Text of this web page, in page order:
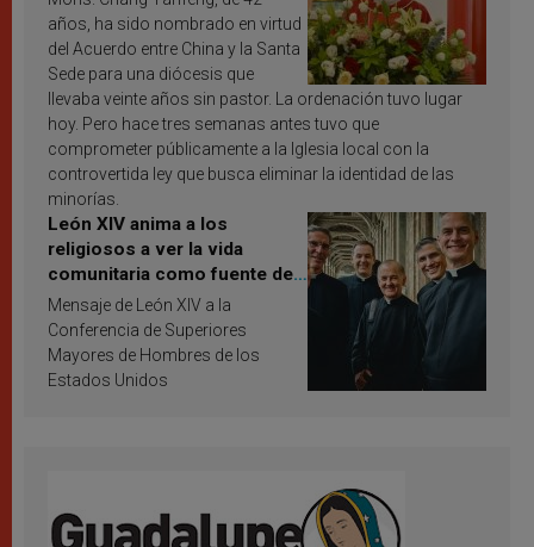
años, ha sido nombrado en virtud
del Acuerdo entre China y la Santa
Sede para una diócesis que
llevaba veinte años sin pastor. La ordenación tuvo lugar
hoy. Pero hace tres semanas antes tuvo que
comprometer públicamente a la Iglesia local con la
controvertida ley que busca eliminar la identidad de las
minorías.
León XIV anima a los
religiosos a ver la vida
comunitaria como fuente de
inspiración y santificación
Mensaje de León XIV a la
Conferencia de Superiores
Mayores de Hombres de los
Estados Unidos